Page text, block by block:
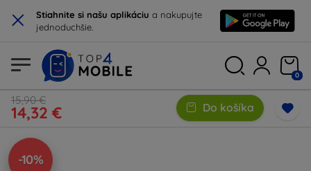
× Stiahnite si našu aplikáciu a nakupujte
jednoduchšie.
0
15,90 €
14,32 € Do košíka
-10%